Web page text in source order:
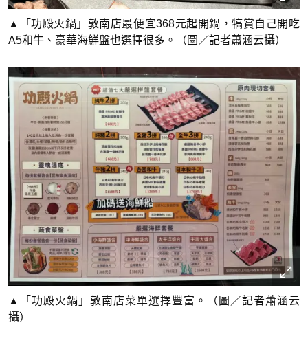
▲「功殿火鍋」敦南店最便宜368元起開鍋，犒賞自己開吃
A5和牛、豪華海鮮盤也選擇很多。（圖／記者蕭涵云攝）
▲「功殿火鍋」敦南店菜單選擇豐富。（圖／記者蕭涵云
攝）